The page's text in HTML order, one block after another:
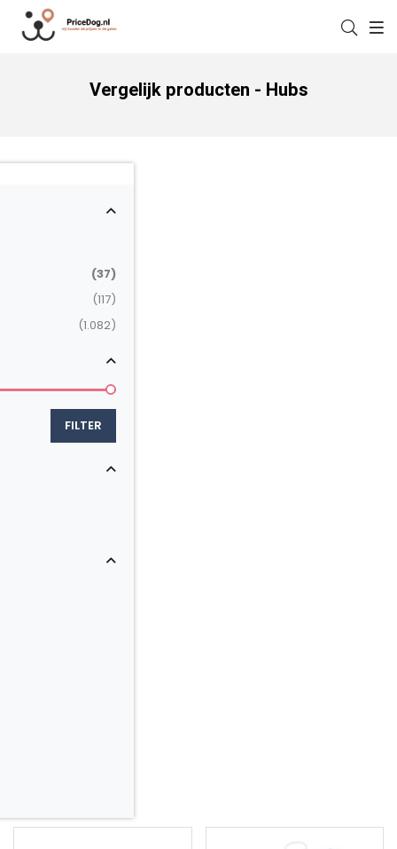
Vergelijk producten - Hubs
(37)
(117)
(1.082)